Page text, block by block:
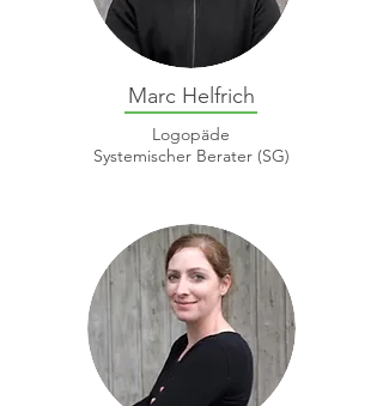
Marc Helfrich
Logopäde
Systemischer Berater (SG)